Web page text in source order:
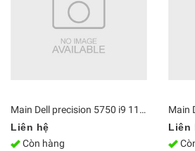
Main Dell precision 5750 i9 11850H RTX 3000 18836-1, Wistron Stradale CML-H 18835
Liên hệ
Còn hàng
Liên